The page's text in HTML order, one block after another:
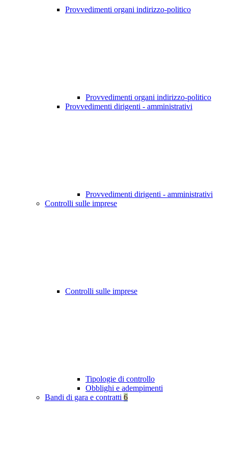
Provvedimenti organi indirizzo-politico
Provvedimenti organi indirizzo-politico
Provvedimenti dirigenti - amministrativi
Provvedimenti dirigenti - amministrativi
Controlli sulle imprese
Controlli sulle imprese
Tipologie di controllo
Obblighi e adempimenti
Bandi di gara e contratti 6